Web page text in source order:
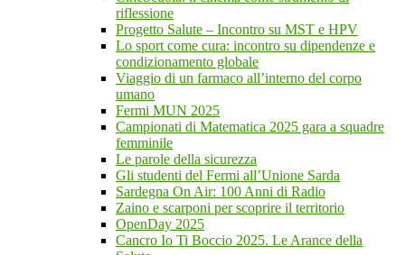
riflessione
Progetto Salute – Incontro su MST e HPV
Lo sport come cura: incontro su dipendenze e
condizionamento globale
Viaggio di un farmaco all’interno del corpo
umano
Fermi MUN 2025
Campionati di Matematica 2025 gara a squadre
femminile
Le parole della sicurezza
Gli studenti del Fermi all’Unione Sarda
Sardegna On Air: 100 Anni di Radio
Zaino e scarponi per scoprire il territorio
OpenDay 2025
Cancro Io Ti Boccio 2025. Le Arance della